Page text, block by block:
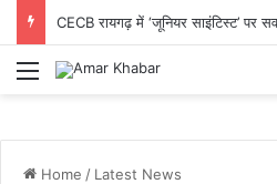
Menu
Home / Latest News